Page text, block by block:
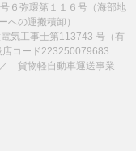
６弥環第１１６号（海部地
への運搬積卸）
気工事士第113743 号（有
コード223250079683
貨物軽自動車運送事業